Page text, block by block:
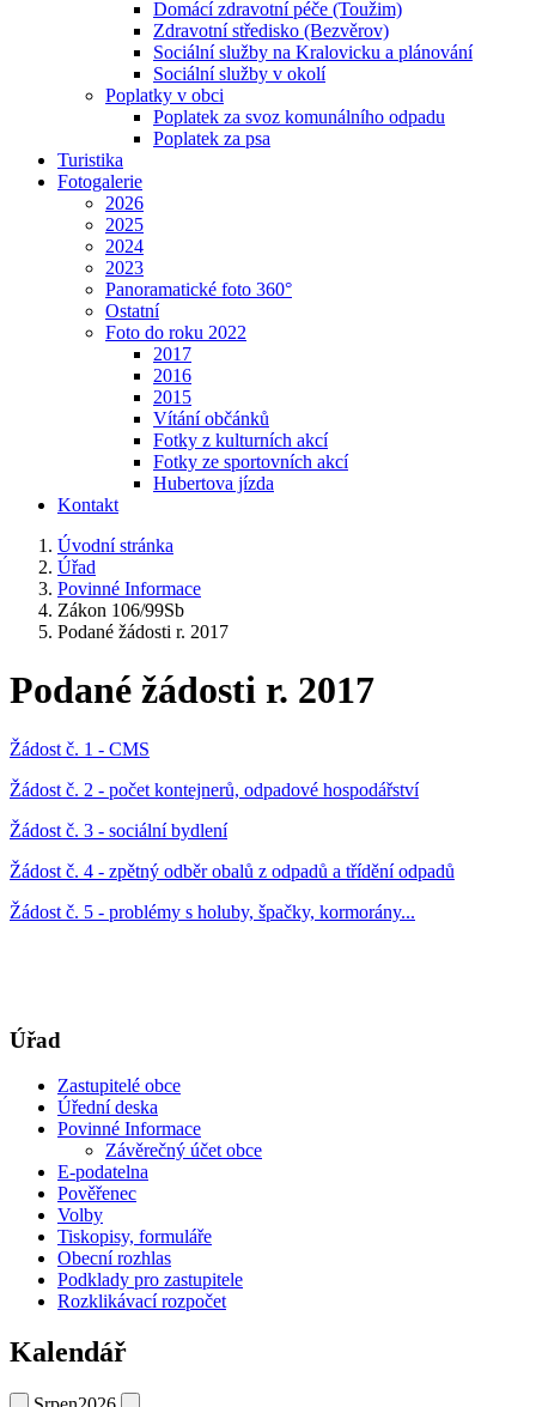
Domácí zdravotní péče (Toužim)
Zdravotní středisko (Bezvěrov)
Sociální služby na Kralovicku a plánování
Sociální služby v okolí
Poplatky v obci
Poplatek za svoz komunálního odpadu
Poplatek za psa
Turistika
Fotogalerie
2026
2025
2024
2023
Panoramatické foto 360°
Ostatní
Foto do roku 2022
2017
2016
2015
Vítání občánků
Fotky z kulturních akcí
Fotky ze sportovních akcí
Hubertova jízda
Kontakt
Úvodní stránka
Úřad
Povinné Informace
Zákon 106/99Sb
Podané žádosti r. 2017
Podané žádosti r. 2017
Žádost č. 1 - CMS
Žádost č. 2 - počet kontejnerů, odpadové hospodářství
Žádost č. 3 - sociální bydlení
Žádost č. 4 - zpětný odběr obalů z odpadů a třídění odpadů
Žádost č. 5 - problémy s holuby, špačky, kormorány...
Úřad
Zastupitelé obce
Úřední deska
Povinné Informace
Závěrečný účet obce
E-podatelna
Pověřenec
Volby
Tiskopisy, formuláře
Obecní rozhlas
Podklady pro zastupitele
Rozklikávací rozpočet
Kalendář